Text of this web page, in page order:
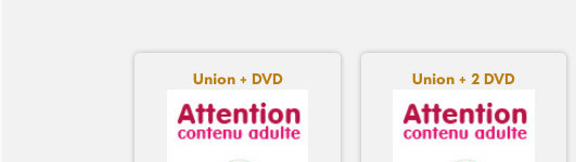
Union + DVD Union + 2 DVD